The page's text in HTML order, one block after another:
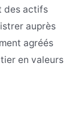
des actifs
auprès
agréés
en valeurs